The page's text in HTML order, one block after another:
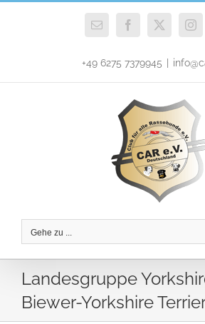
E-
Facebook
X
+49 6275 7379945
Gehe zu ...
Landesgruppe
Biewer-Yorkshire